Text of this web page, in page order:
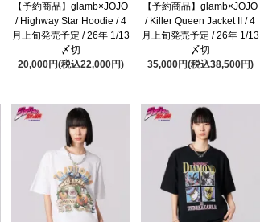
【予約商品】glamb×JOJO
/ Highway Star Hoodie / 4
月上旬発売予定 / 26年 1/13
〆切
20,000円(税込22,000円)
【予約商品】glamb×JOJO
/ Killer Queen Jacket II / 4
月上旬発売予定 / 26年 1/13
〆切
35,000円(税込38,500円)